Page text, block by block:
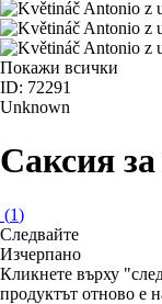
Покажи всички
ID: 72291
Unknown
Саксия
(1)
Следвайте
Изчерпанo
Кликнете върху
продуктът отново е